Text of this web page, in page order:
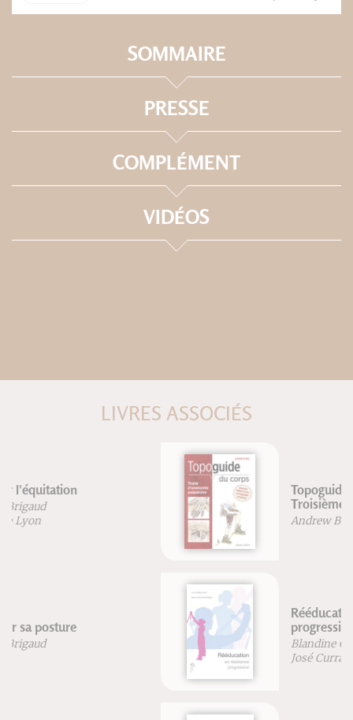
SOMMAIRE
PRESSE
COMPLÉMENT
VIDÉOS
LIVRES ASSOCIÉS
Topoguide du corps humain -
Troisième édition
Andrew Biel
Rééducation en résistance
progressive
Blandine Calais-Germain
José Curraladas